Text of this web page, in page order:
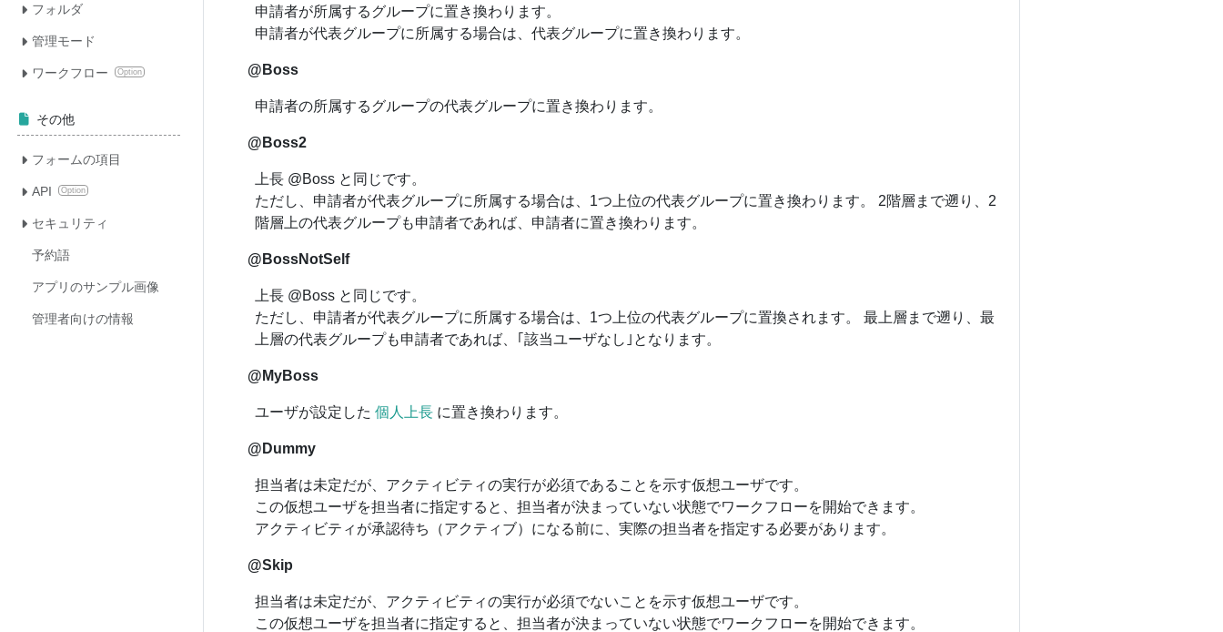
フォルダ
管理モード
ワークフロー Option
その他
フォームの項目
API Option
セキュリティ
予約語
アプリのサンプル画像
管理者向けの情報
申請者が所属するグループに置き換わります。
申請者が代表グループに所属する場合は、代表グループに置き換わります。
@Boss
申請者の所属するグループの代表グループに置き換わります。
@Boss2
上長 @Boss と同じです。
ただし、申請者が代表グループに所属する場合は、1つ上位の代表グループに置き換わります。 2階層まで遡り、2
階層上の代表グループも申請者であれば、申請者に置き換わります。
@BossNotSelf
上長 @Boss と同じです。
ただし、申請者が代表グループに所属する場合は、1つ上位の代表グループに置換されます。 最上層まで遡り、最
上層の代表グループも申請者であれば、｢該当ユーザなし｣となります。
@MyBoss
ユーザが設定した 個人上長 に置き換わります。
@Dummy
担当者は未定だが、アクティビティの実行が必須であることを示す仮想ユーザです。
この仮想ユーザを担当者に指定すると、担当者が決まっていない状態でワークフローを開始できます。
アクティビティが承認待ち（アクティブ）になる前に、実際の担当者を指定する必要があります。
@Skip
担当者は未定だが、アクティビティの実行が必須でないことを示す仮想ユーザです。
この仮想ユーザを担当者に指定すると、担当者が決まっていない状態でワークフローを開始できます。